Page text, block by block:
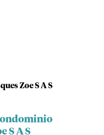
Zoe S A S
S A S